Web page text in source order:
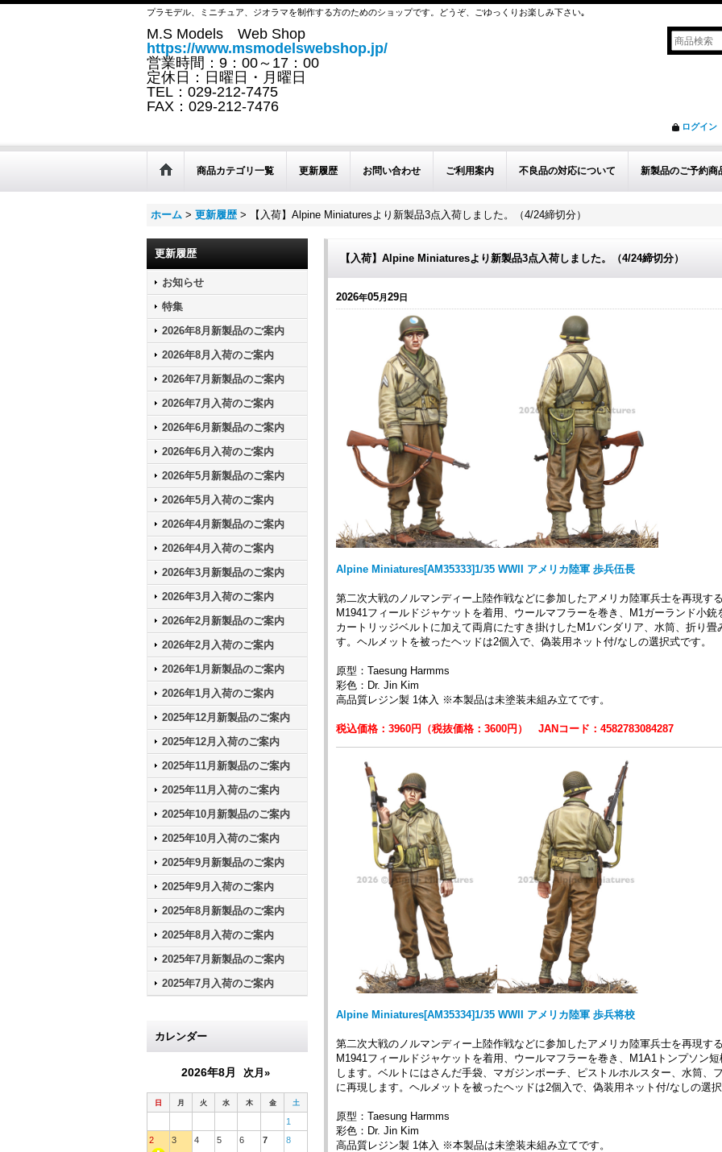
プラモデル、ミニチュア、ジオラマを制作する方のためのショップです。どうぞ、ごゆっくりお楽しみ下さい｡
M.S Models Web Shop
https://www.msmodelswebshop.jp/
営業時間：9：00～17：00
定休日：日曜日・月曜日
TEL：029-212-7475
FAX：029-212-7476
ログイン
商品カテゴリ一覧 更新履歴 お問い合わせ ご利用案内 不良品の対応について 新製品のご予約商
ホーム > 更新履歴 > 【入荷】Alpine Miniaturesより新製品3点入荷しました。（4/24締切分）
更新履歴
お知らせ
特集
2026年8月新製品のご案内
2026年8月入荷のご案内
2026年7月新製品のご案内
2026年7月入荷のご案内
2026年6月新製品のご案内
2026年6月入荷のご案内
2026年5月新製品のご案内
2026年5月入荷のご案内
2026年4月新製品のご案内
2026年4月入荷のご案内
2026年3月新製品のご案内
2026年3月入荷のご案内
2026年2月新製品のご案内
2026年2月入荷のご案内
2026年1月新製品のご案内
2026年1月入荷のご案内
2025年12月新製品のご案内
2025年12月入荷のご案内
2025年11月新製品のご案内
2025年11月入荷のご案内
2025年10月新製品のご案内
2025年10月入荷のご案内
2025年9月新製品のご案内
2025年9月入荷のご案内
2025年8月新製品のご案内
2025年8月入荷のご案内
2025年7月新製品のご案内
2025年7月入荷のご案内
カレンダー
2026年8月 次月»
日 月 火 水 木 金 土
1
2
3 4 5 6 7 8
【入荷】Alpine Miniaturesより新製品3点入荷しました。（4/24締切分）
2026年05月29日
Alpine Miniatures[AM35333]1/35 WWII アメリカ陸軍 歩兵伍長
第二次大戦のノルマンディー上陸作戦などに参加したアメリカ陸軍兵士を再現す
M1941フィールドジャケットを着用、ウールマフラーを巻き、M1ガーランド小銃
カートリッジベルトに加えて両肩にたすき掛けしたM1バンダリア、水筒、折り
す。ヘルメットを被ったヘッドは2個入で、偽装用ネット付/なしの選択式です。
原型：Taesung Harmms
彩色：Dr. Jin Kim
高品質レジン製 1体入 ※本製品は未塗装未組み立てです。
税込価格：3960円（税抜価格：3600円） JANコード：4582783084287
Alpine Miniatures[AM35334]1/35 WWII アメリカ陸軍 歩兵将校
第二次大戦のノルマンディー上陸作戦などに参加したアメリカ陸軍兵士を再現す
M1941フィールドジャケットを着用、ウールマフラーを巻き、M1A1トンプソン
します。ベルトにはさんだ手袋、マガジンポーチ、ピストルホルスター、水筒、
に再現します。ヘルメットを被ったヘッドは2個入で、偽装用ネット付/なしの選択
原型：Taesung Harmms
彩色：Dr. Jin Kim
高品質レジン製 1体入 ※本製品は未塗装未組み立てです。